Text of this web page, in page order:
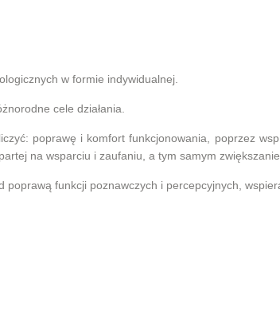
w formie indywidualnej.
cele działania.
poprawę i komfort funkcjonowania, poprzez
na wsparciu i zaufaniu, a tym samym
funkcji poznawczych i percepcyjnych,